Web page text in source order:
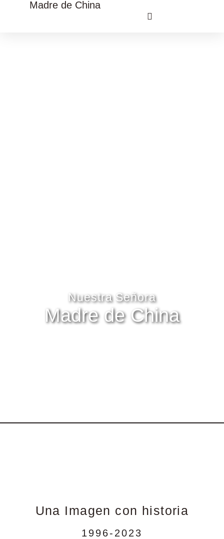
Madre de China
Nuestra Señora
Madre de China
Una Imagen con historia
1996-2023